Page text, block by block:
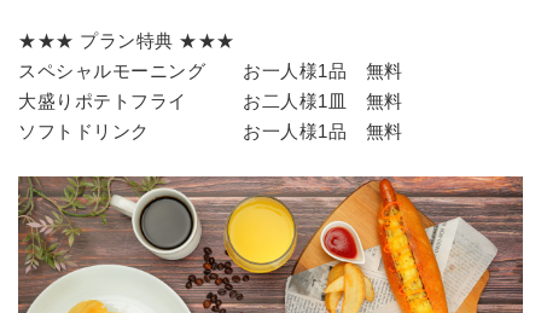
★★★ プラン特典 ★★★
スペシャルモーニング お一人様1品 無料
大盛りポテトフライ お二人様1皿 無料
ソフトドリンク お一人様1品 無料